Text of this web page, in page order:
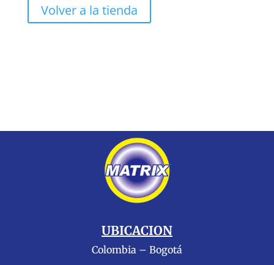
Volver a la tienda
UBICACION
Colombia – Bogotá